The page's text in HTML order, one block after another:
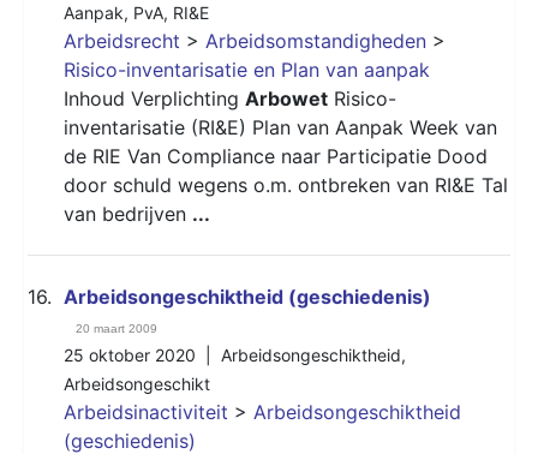
Aanpak, PvA, RI&E
Arbeidsrecht > Arbeidsomstandigheden >
Risico-inventarisatie en Plan van aanpak
Inhoud Verplichting Arbowet Risico-
inventarisatie (RI&E) Plan van Aanpak Week van
de RIE Van Compliance naar Participatie Dood
door schuld wegens o.m. ontbreken van RI&E Tal
van bedrijven ...
16. Arbeidsongeschiktheid (geschiedenis)
20 maart 2009
25 oktober 2020 | Arbeidsongeschiktheid,
Arbeidsongeschikt
Arbeidsinactiviteit > Arbeidsongeschiktheid
(geschiedenis)